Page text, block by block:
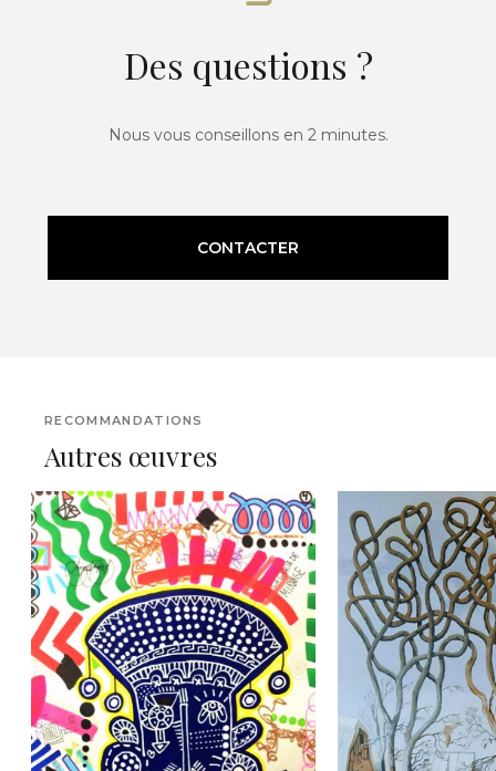
Des questions ?
Nous vous conseillons en 2 minutes.
CONTACTER
RECOMMANDATIONS
Autres œuvres